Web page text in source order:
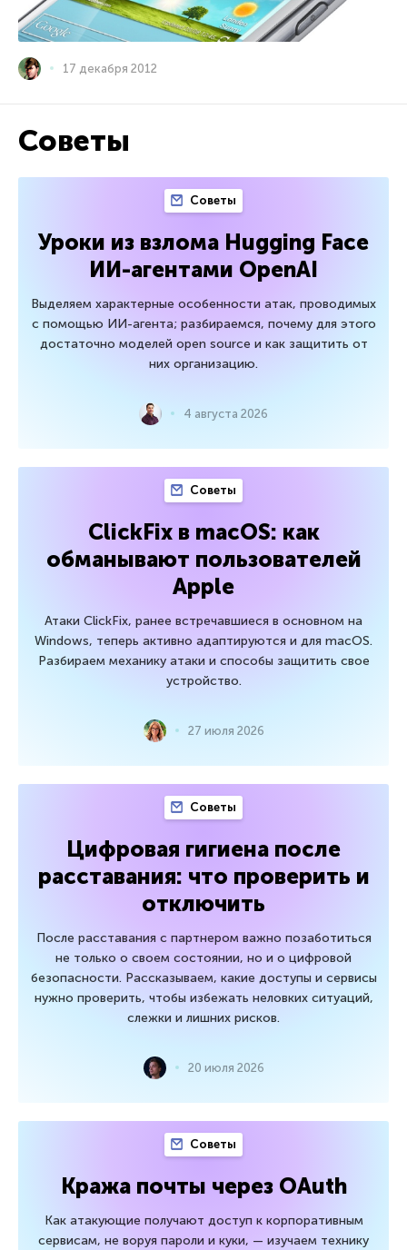
17 декабря 2012
Советы
Советы
Уроки из взлома Hugging Face
ИИ-агентами OpenAI
Выделяем характерные особенности атак, проводимых
с помощью ИИ-агента; разбираемся, почему для этого
достаточно моделей open source и как защитить от
них организацию.
4 августа 2026
Советы
ClickFix в macOS: как
обманывают пользователей
Apple
Атаки ClickFix, ранее встречавшиеся в основном на
Windows, теперь активно адаптируются и для macOS.
Разбираем механику атаки и способы защитить свое
устройство.
27 июля 2026
Советы
Цифровая гигиена после
расставания: что проверить и
отключить
После расставания с партнером важно позаботиться
не только о своем состоянии, но и о цифровой
безопасности. Рассказываем, какие доступы и сервисы
нужно проверить, чтобы избежать неловких ситуаций,
слежки и лишних рисков.
20 июля 2026
Советы
Кража почты через OAuth
Как атакующие получают доступ к корпоративным
сервисам, не воруя пароли и куки, — изучаем технику